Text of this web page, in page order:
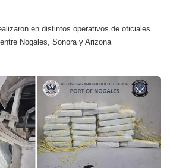
en distintos operativos de oficiales
Nogales, Sonora y Arizona